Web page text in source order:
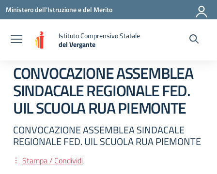
Vai ai contenuti
Vai al menu di navigazione
Vai al footer
Ministero dell'Istruzione e del Merito
Istituto Comprensivo Statale
del Vergante
— Visita la pagina iniziale della scuola
CONVOCAZIONE ASSEMBLEA
SINDACALE REGIONALE FED.
UIL SCUOLA RUA PIEMONTE
CONVOCAZIONE ASSEMBLEA SINDACALE
REGIONALE FED. UIL SCUOLA RUA PIEMONTE
Stampa / Condividi